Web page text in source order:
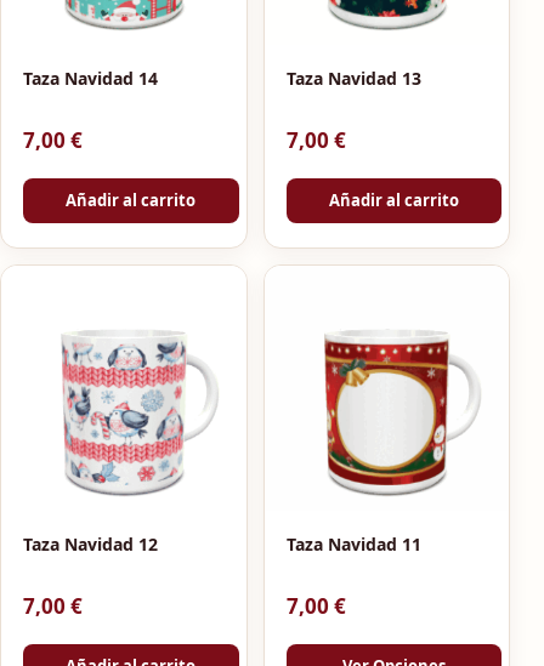
Taza Navidad 14
7,00 €
Añadir al carrito
Taza Navidad 13
7,00 €
Añadir al carrito
Taza Navidad 12
7,00 €
Taza Navidad 11
7,00 €